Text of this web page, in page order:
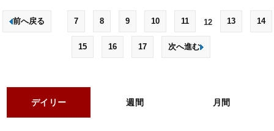
前へ戻る 7 8 9 10 11 12 13 14
15 16 17 次へ進む
デイリー 週間 月間